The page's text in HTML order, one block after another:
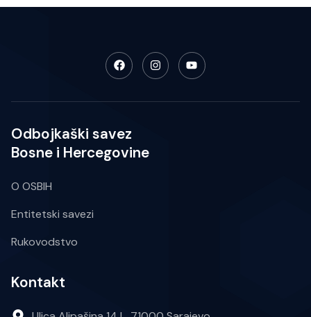
Odbojkaški savez
Bosne i Hercegovine
O OSBIH
Entitetski savezi
Rukovodstvo
Kontakt